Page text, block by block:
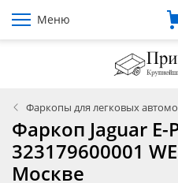
Меню
Фаркопы для легковых
Фаркоп Jaguar E-
323179600001
Москве